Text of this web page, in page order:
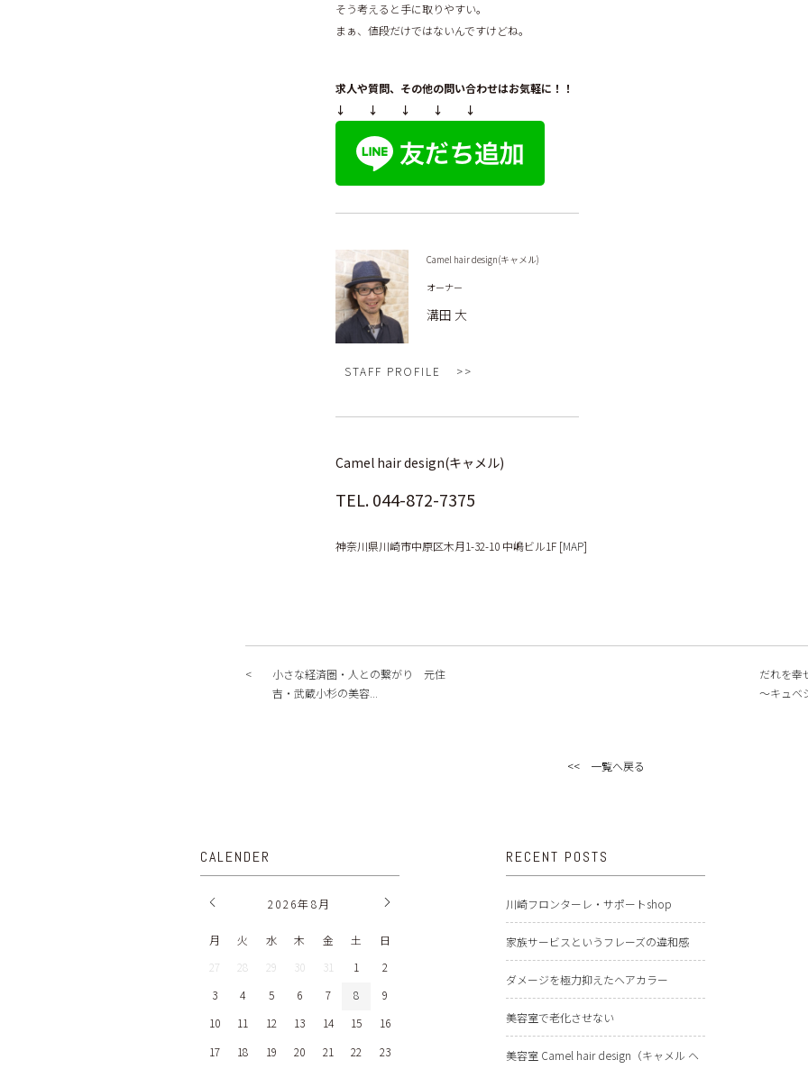
そう考えると手に取りやすい。
まぁ、値段だけではないんですけどね。
求人や質問、その他の問い合わせはお気軽に！！
↓ ↓ ↓ ↓ ↓
Camel hair design(キャメル)
オーナー
溝田 大
STAFF PROFILE
Camel hair design(キャメル)
TEL.044-872-7375
神奈川県川崎市中原区木月1-32-10 中嶋ビル1F [MAP]
小さな経済圏・人との繋がり 元住
吉・武蔵小杉の美容...
だれを幸
～キュベ
<< 一覧へ戻る
CALENDER
2026年8月
月 火 水 木 金 土
日
27
28 29 30 31 1
2
3
4 5 6 7 8
9
10
11 12 13 14 15
16
17
18 19 20 21 22 23
RECENT POSTS
川崎フロンターレ・サポートshop
家族サービスというフレーズの違和感
ダメージを極力抑えたヘアカラー
美容室で老化させない
美容室 Camel hair design（キャメル ヘ